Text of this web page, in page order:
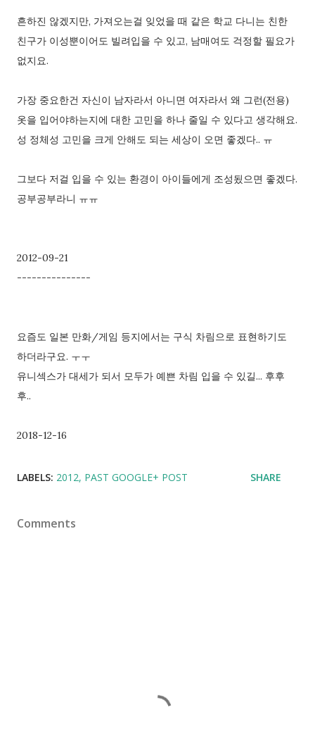
흔하진 않겠지만, 가져오는걸 잊었을 때 같은 학교 다니는 친한
친구가 이성뿐이어도 빌려입을 수 있고, 남매여도 걱정할 필요가
없지요.
가장 중요한건 자신이 남자라서 아니면 여자라서 왜 그런(전용)
옷을 입어야하는지에 대한 고민을 하나 줄일 수 있다고 생각해요.
성 정체성 고민을 크게 안해도 되는 세상이 오면 좋겠다.. ㅠ
그보다 저걸 입을 수 있는 환경이 아이들에게 조성됬으면 좋겠다.
공부공부라니 ㅠㅠ
2012-09-21
---------------
요즘도 일본 만화/게임 등지에서는 구식 차림으로 표현하기도
하더라구요. ㅜㅜ
유니섹스가 대세가 되서 모두가 예쁜 차림 입을 수 있길... 후후
후..
2018-12-16
LABELS: 2012 PAST GOOGLE+ POST SHARE
Comments